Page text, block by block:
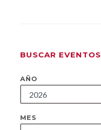
BUSCAR EVENTOS
AÑO
MES